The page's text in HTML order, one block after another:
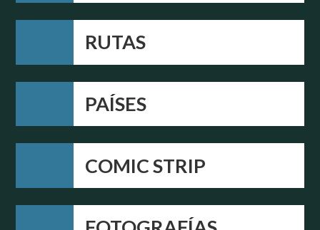
RUTAS
PAÍSES
COMIC STRIP